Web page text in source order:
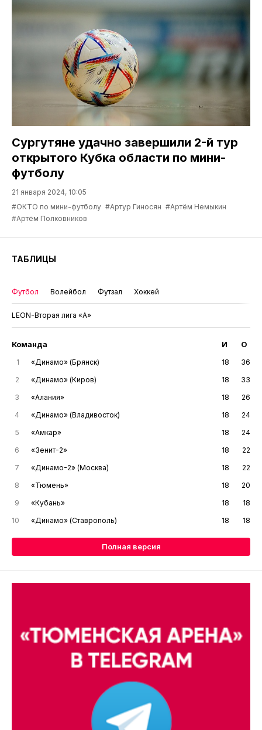
Сургутяне удачно завершили 2-й тур
открытого Кубка области по мини-
футболу
21 января 2024, 10:05
#ОКТО по мини-футболу #Артур Гиносян #Артём Немыкин
#Артём Полковников
ТАБЛИЦЫ
Футбол Волейбол Футзал Хоккей
LEON-Вторая лига «А»
Команда И О
1 «Динамо» (Брянск) 18
36
2
«Динамо» (Киров) 18
33
3
«Алания» 18
26
4
«Динамо» (Владивосток) 18
24
5
«Амкар» 18
24
6
«Зенит-2» 18
22
7
«Динамо-2» (Москва) 18
22
8
«Тюмень» 18
20
9
«Кубань» 18
18
10
«Динамо» (Ставрополь) 18 18
Полная версия